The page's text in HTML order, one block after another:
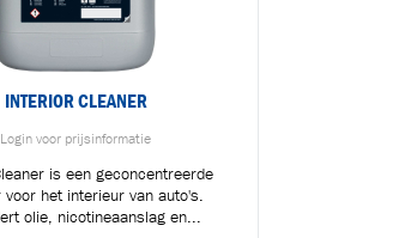
INTERIOR CLEANER
Login voor prijsinformatie
is een geconcentreerde
voor het interieur van auto's.
olie, nicotineaanslag en...